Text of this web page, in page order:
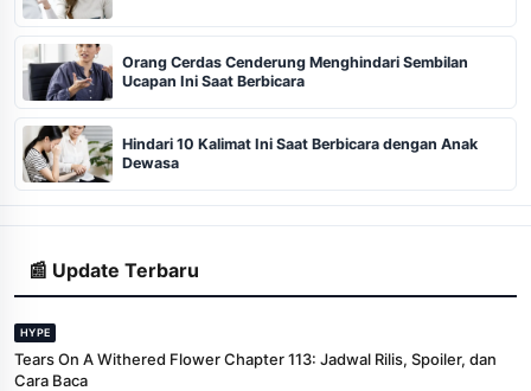
Orang Cerdas Cenderung Menghindari Sembilan
Ucapan Ini Saat Berbicara
Hindari 10 Kalimat Ini Saat Berbicara dengan Anak
Dewasa
📰 Update Terbaru
HYPE
Tears On A Withered Flower Chapter 113: Jadwal Rilis, Spoiler, dan
Cara Baca